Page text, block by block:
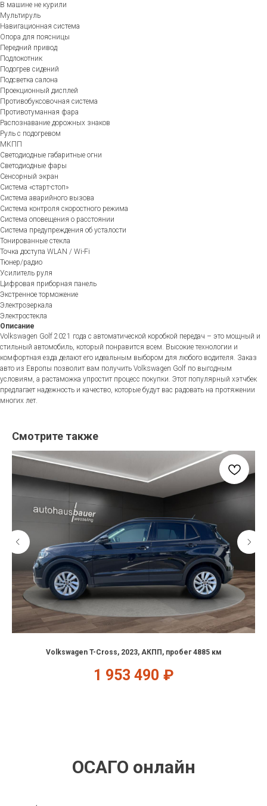
В машине не курили
Мультируль
Навигационная система
Опора для поясницы
Передний привод
Подлокотник
Подогрев сидений
Подсветка салона
Проекционный дисплей
Противобуксовочная система
Противотуманная фара
Распознавание дорожных знаков
Руль с подогревом
МКПП
Светодиодные габаритные огни
Светодиодные фары
Сенсорный экран
Система «старт-стоп»
Система аварийного вызова
Система контроля скоростного режима
Система оповещения о расстоянии
Система предупреждения об усталости
Тонированные стекла
Точка доступа WLAN / Wi-Fi
Тюнер/радио
Усилитель руля
Цифровая приборная панель
Экстренное торможение
Электрозеркала
Электростекла
Описание
Volkswagen Golf 2021 года с автоматической коробкой передач – это мощный и
стильный автомобиль, который понравится всем. Высокие технологии и
комфортная езда делают его идеальным выбором для любого водителя. Заказ
авто из Европы позволит вам получить Volkswagen Golf по выгодным
условиям, а растаможка упростит процесс покупки. Этот популярный хэтчбек
предлагает надежность и качество, которые будут вас радовать на протяжении
многих лет.
Смотрите также
Volkswagen T-Cross, 2023, АКПП, пробег 4885 км
1 953 490 ₽
ОСАГО онлайн